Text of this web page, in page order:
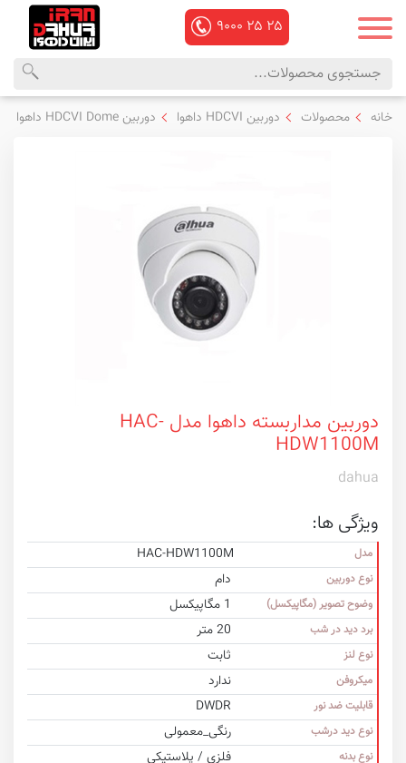
۹۰۰۰ ۲۵ ۲۵
محصولات
منوی
اصلی
خانه محصولات دوربین HDCVI داهوا دوربین HDCVI Dome داهوا
دوربین مداربسته داهوا مدل HAC-
HDW1100M
dahua
ویژگی ها:
مدل HAC-HDW1100M
نوع دوربین دام
وضوح تصویر (مگاپیکسل) 1 مگاپیکسل
برد دید در شب 20 متر
نوع لنز ثابت
میکروفن ندارد
قابلیت ضد نور DWDR
نوع دید درشب رنگی_معمولی
نوع بدنه فلزی / پلاستیکی